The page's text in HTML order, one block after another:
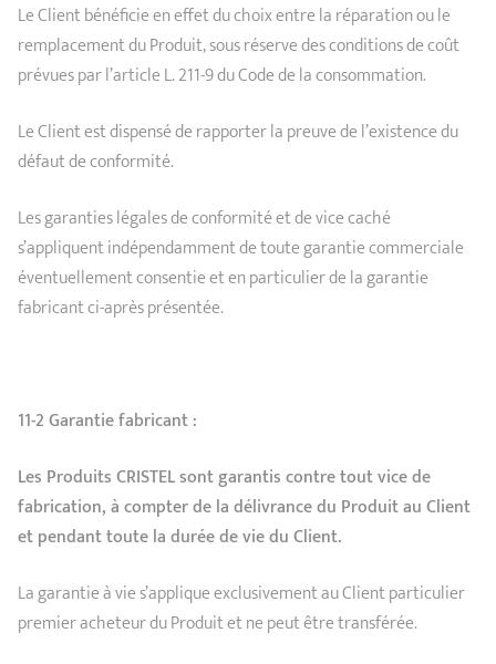
Le Client bénéficie en effet du choix entre la réparation ou le
remplacement du Produit, sous réserve des conditions de coût
prévues par l’article L. 211-9 du Code de la consommation.
Le Client est dispensé de rapporter la preuve de l’existence du
défaut de conformité.
Les garanties légales de conformité et de vice caché
s’appliquent indépendamment de toute garantie commerciale
éventuellement consentie et en particulier de la garantie
fabricant ci-après présentée.
11-2 Garantie fabricant :
Les Produits CRISTEL sont garantis contre tout vice de
fabrication, à compter de la délivrance du Produit au Client
et pendant toute la durée de vie du Client.
La garantie à vie s’applique exclusivement au Client particulier
premier acheteur du Produit et ne peut être transférée.